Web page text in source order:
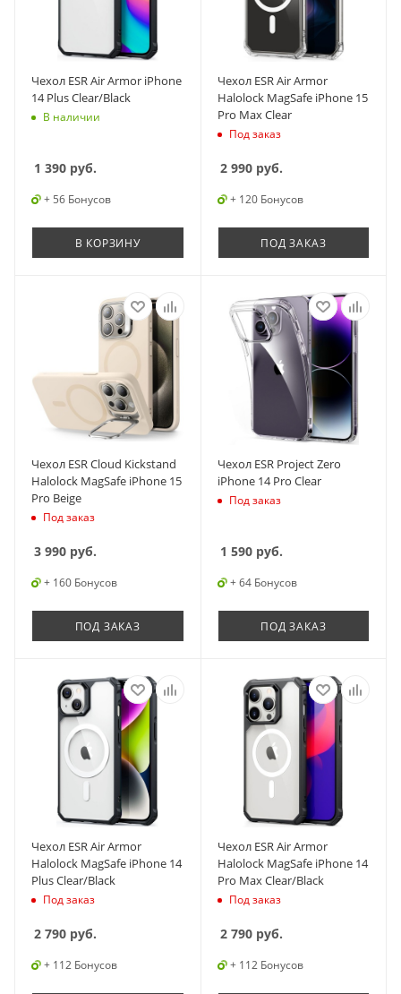
Чехол ESR Air Armor iPhone
14 Plus Clear/Black
В наличии
1 390 руб.
+ 56 Бонусов
В КОРЗИНУ
Чехол ESR Air Armor
Halolock MagSafe iPhone 15
Pro Max Clear
Под заказ
2 990руб.
+ 120 Бонусов
ПОД ЗАКАЗ
Чехол ESR Cloud Kickstand
Halolock MagSafe iPhone 15
Pro Beige
Под заказ
3 990 руб.
+ 160 Бонусов
ПОД ЗАКАЗ
Чехол ESR Project Zero
iPhone 14 Pro Clear
Под заказ
1 590руб.
+ 64 Бонусов
ПОД ЗАКАЗ
Чехол ESR Air Armor
Halolock MagSafe iPhone 14
Plus Clear/Black
Под заказ
2 790 руб.
+ 112 Бонусов
Чехол ESR Air Armor
Halolock MagSafe iPhone 14
Pro Max Clear/Black
Под заказ
2 790руб.
+ 112 Бонусов